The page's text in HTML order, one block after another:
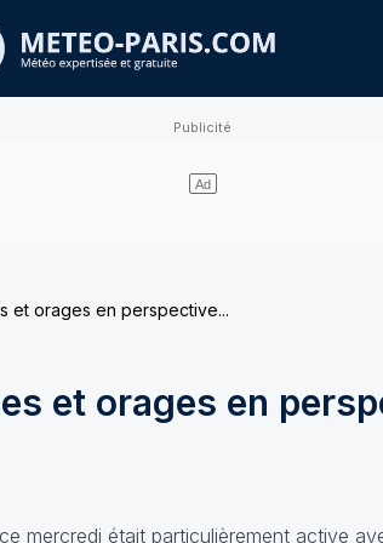
et orages en perspective...
et orages en
mercredi était particulièrement active